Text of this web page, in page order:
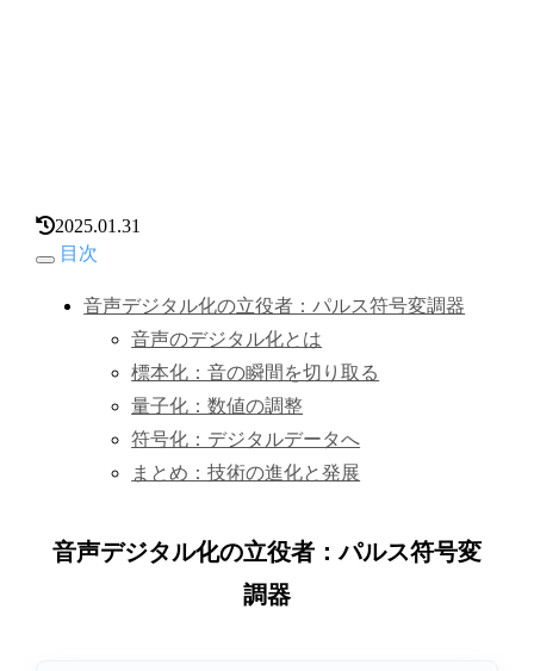
2025.01.31
目次
音声デジタル化の立役者：パルス符号変調器
音声のデジタル化とは
標本化：音の瞬間を切り取る
量子化：数値の調整
符号化：デジタルデータへ
まとめ：技術の進化と発展
音声デジタル化の立役者：パルス符号変
調器